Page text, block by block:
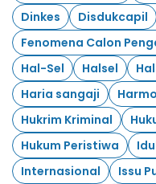
Dinkes
Disdukcapil
Fenomena Calon
Hal-Sel
Halsel
Haria sangaji
Hukrim Kriminal
Hukum Peristiwa
Internasional
Issu